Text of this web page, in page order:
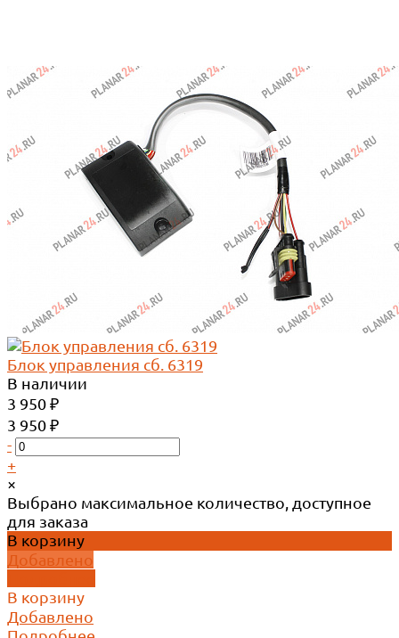
Блок управления сб. 6319
В наличии
3 950 ₽
3 950 ₽
-
+
×
Выбрано максимальное количество, доступное
для заказа
В корзину
Добавлено
В корзину
Добавлено